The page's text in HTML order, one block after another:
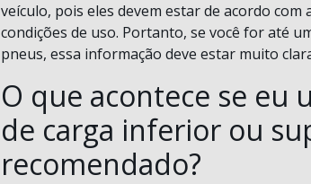
veículo, pois eles devem estar de acordo
condições de uso. Portanto, se você for até
pneus, essa informação deve estar muito
O que acontece se eu
de carga inferior ou
recomendado?